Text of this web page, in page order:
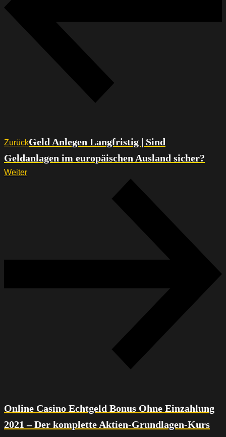
ZurückGeld Anlegen Langfristig | Sind
Geldanlagen im europäischen Ausland sicher?
Weiter
Online Casino Echtgeld Bonus Ohne Einzahlung
2021 – Der komplette Aktien-Grundlagen-Kurs